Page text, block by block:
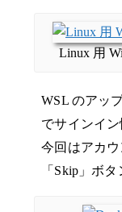
Linux 用
WSL のアッ
でサインイン
今回はアカ
「Skip」ボ